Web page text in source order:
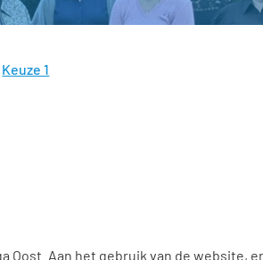
Keuze 1
Aan het gebruik van de website,